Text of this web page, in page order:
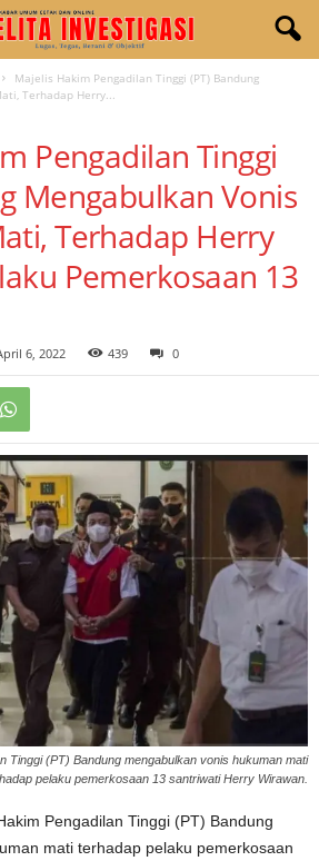
Majelis Hakim Pengadilan Tinggi (PT) Bandung
Terhadap Herry...
Pengadilan Tinggi
Mengabulkan Vonis
Terhadap Herry
Pemerkosaan 13
6, 2022 439 0
Tinggi (PT) Bandung mengabulkan vonis hukuman mati
pelaku pemerkosaan 13 santriwati Herry Wirawan.
Pengadilan Tinggi (PT) Bandung
mati terhadap pelaku pemerkosaan